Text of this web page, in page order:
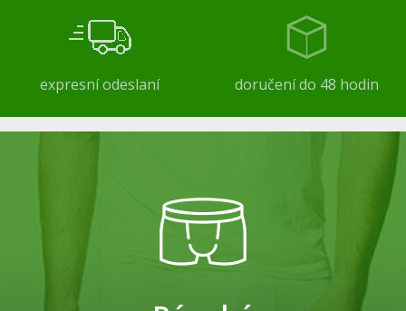
expresní odeslaní doručení do 48 hodin